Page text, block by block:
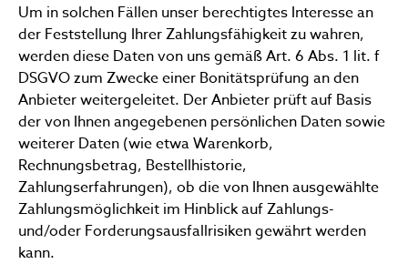
Um in solchen Fällen unser berechtigtes Interesse an
der Feststellung Ihrer Zahlungsfähigkeit zu wahren,
werden diese Daten von uns gemäß Art. 6 Abs. 1 lit. f
DSGVO zum Zwecke einer Bonitätsprüfung an den
Anbieter weitergeleitet. Der Anbieter prüft auf Basis
der von Ihnen angegebenen persönlichen Daten sowie
weiterer Daten (wie etwa Warenkorb,
Rechnungsbetrag, Bestellhistorie,
Zahlungserfahrungen), ob die von Ihnen ausgewählte
Zahlungsmöglichkeit im Hinblick auf Zahlungs-
und/oder Forderungsausfallrisiken gewährt werden
kann.